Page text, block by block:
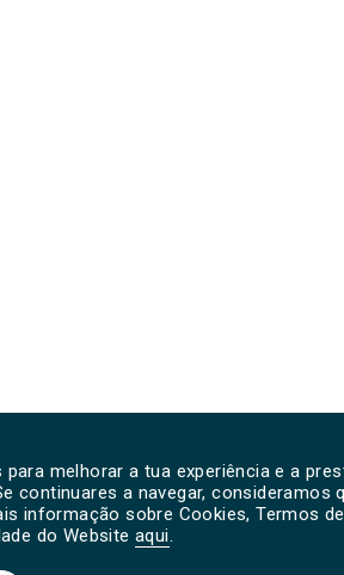
melhorar a tua experiência e a
continuares a navegar, consideramos
informação sobre Cookies, Termos
do Website aqui.